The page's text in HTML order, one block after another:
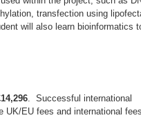
transfection using
will also learn bioinformatics
. Successful international
UK/EU fees and international